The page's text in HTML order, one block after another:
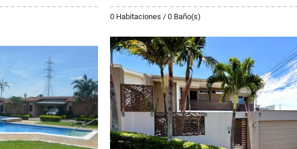
0 Habitaciones / 0 Baño(s)